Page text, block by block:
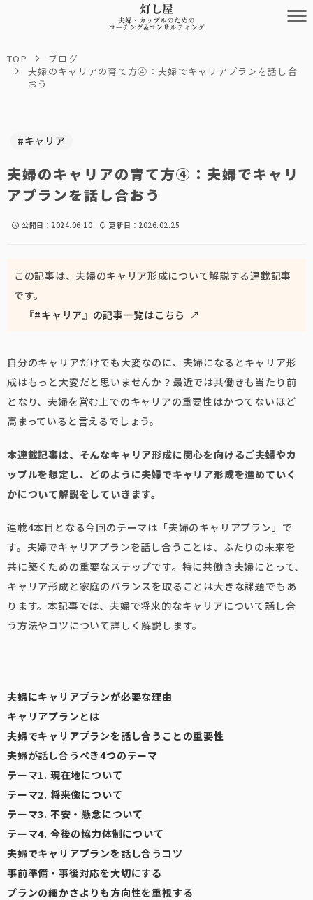
TOP
ブログ
夫婦のキャリアの育て方④：夫婦でキャリアプランを話し合
おう
#キャリア
夫婦のキャリアの育て方④：夫婦でキャリ
アプランを話し合おう
schedule 公開日： 2024.06.10 autorenew 更新日： 2026.02.25
この記事は、夫婦のキャリア形成について解説する連載記事
です。
『#キャリア』の記事一覧はこちら ↗
自分のキャリアだけでも大変なのに、夫婦になるとキャリア形
成はもっと大変だと思いませんか？最近では共働きも当たり前
となり、夫婦を営む上でのキャリアの重要性はかつてないほど
高まっていると言えるでしょう。
本連載記事は、そんなキャリア形成に関心を向けるご夫婦やカ
ップルを想定し、どのように夫婦でキャリア形成を進めていく
かについて解説をしていきます。
連載4本目となる今回のテーマは「夫婦のキャリアプラン」で
す。夫婦でキャリアプランを話し合うことは、ふたりの未来を
共に築くための重要なステップです。特に共働き夫婦にとって、
キャリア形成と家庭のバランスを取ることは大きな課題でもあ
ります。本記事では、夫婦で将来的なキャリアについて話し合
う方法やコツについて詳しく解説します。
夫婦にキャリアプランが必要な理由
キャリアプランとは
夫婦でキャリアプランを話し合うことの重要性
夫婦が話し合うべき4つのテーマ
テーマ1. 現在地について
テーマ2. 将来像について
テーマ3. 不安・懸念について
テーマ4. 今後の協力体制について
夫婦でキャリアプランを話し合うコツ
事前準備・事後対応を大切にする
プランの細かさよりも方向性を重視する
灯し屋
夫婦・カップルのための
コーチング&コンサルティング menu